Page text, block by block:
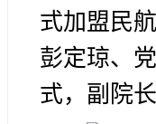
式加盟民
彭定琼、
式，副院